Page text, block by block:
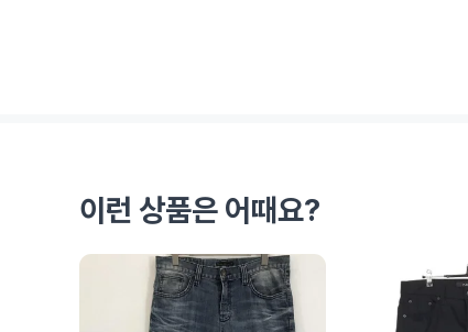
이런 상품은 어때요?